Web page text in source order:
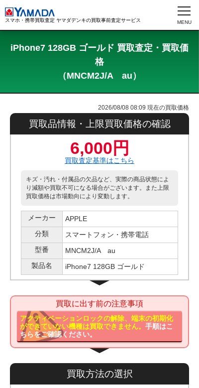
スマホ・携帯買取査定 ヤマダデンキの買取事前査定サービス
iPhone7 128GB ゴールド 買取査定・買取価
格
（MNCM2J/A au）
2026/08/08 08:09 現在の買取価格
買取品情報・上限買取価格の確認
6,000円
買取査定基準はこちら
キズ・汚れ・付属品の欠品など、実際の商品状態によ
り減額や買取不可になる場合がございます。また上限
買取価格は市場動向により変動します。
メーカー
APPLE
分類
スマートフォン・携帯電話
型番
MNCM2J/A au
製品名
iPhone7 128GB ゴールド
買取に出す前の注意事項
アクティベーションロックの解除、端末の初期化
ができていない機種は買取できません。手順はこ
ちらをご確認ください。
買取方法の選択